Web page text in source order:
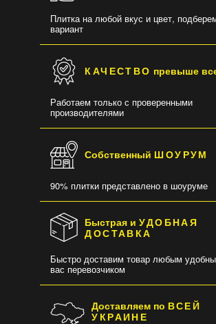
Плитка на любой вкус и цвет,
вариант
КАЧЕСТВО превыше
Работаем только с проверенными
производителями
Собственный ШОУРУМ
90% плитки представлено в шоуруме
Быстрая иУДОБНАЯ
ДОСТАВКА
Быстро доставим товар любым
вас перевозчиком
Доставляем по ВСЕЙ
УКРАИНЕ